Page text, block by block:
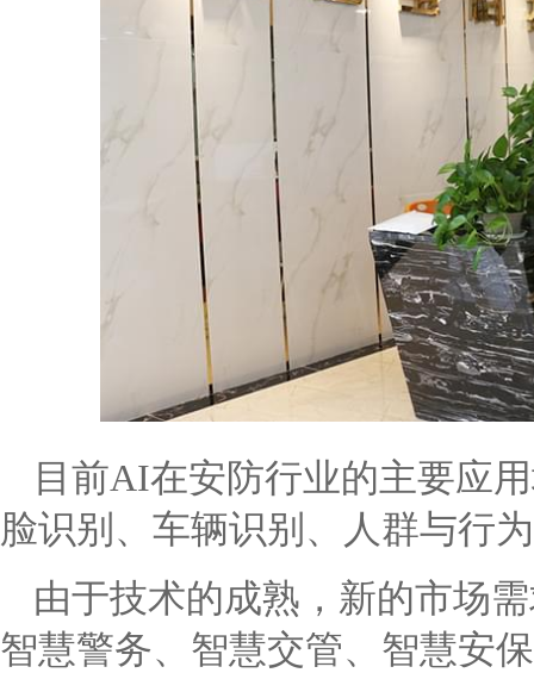
目前AI在安防行业的主要应
脸识别、车辆识别、人群与行
由于技术的成熟，新的市场
智慧警务、智慧交管、智慧安